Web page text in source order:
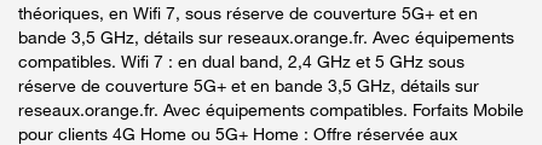
théoriques, en Wifi 7, sous réserve de couverture 5G+ et en
bande 3,5 GHz, détails sur reseaux.orange.fr. Avec équipements
compatibles. Wifi 7 : en dual band, 2,4 GHz et 5 GHz sous
réserve de couverture 5G+ et en bande 3,5 GHz, détails sur
reseaux.orange.fr. Avec équipements compatibles. Forfaits Mobile
pour clients 4G Home ou 5G+ Home : Offre réservée aux